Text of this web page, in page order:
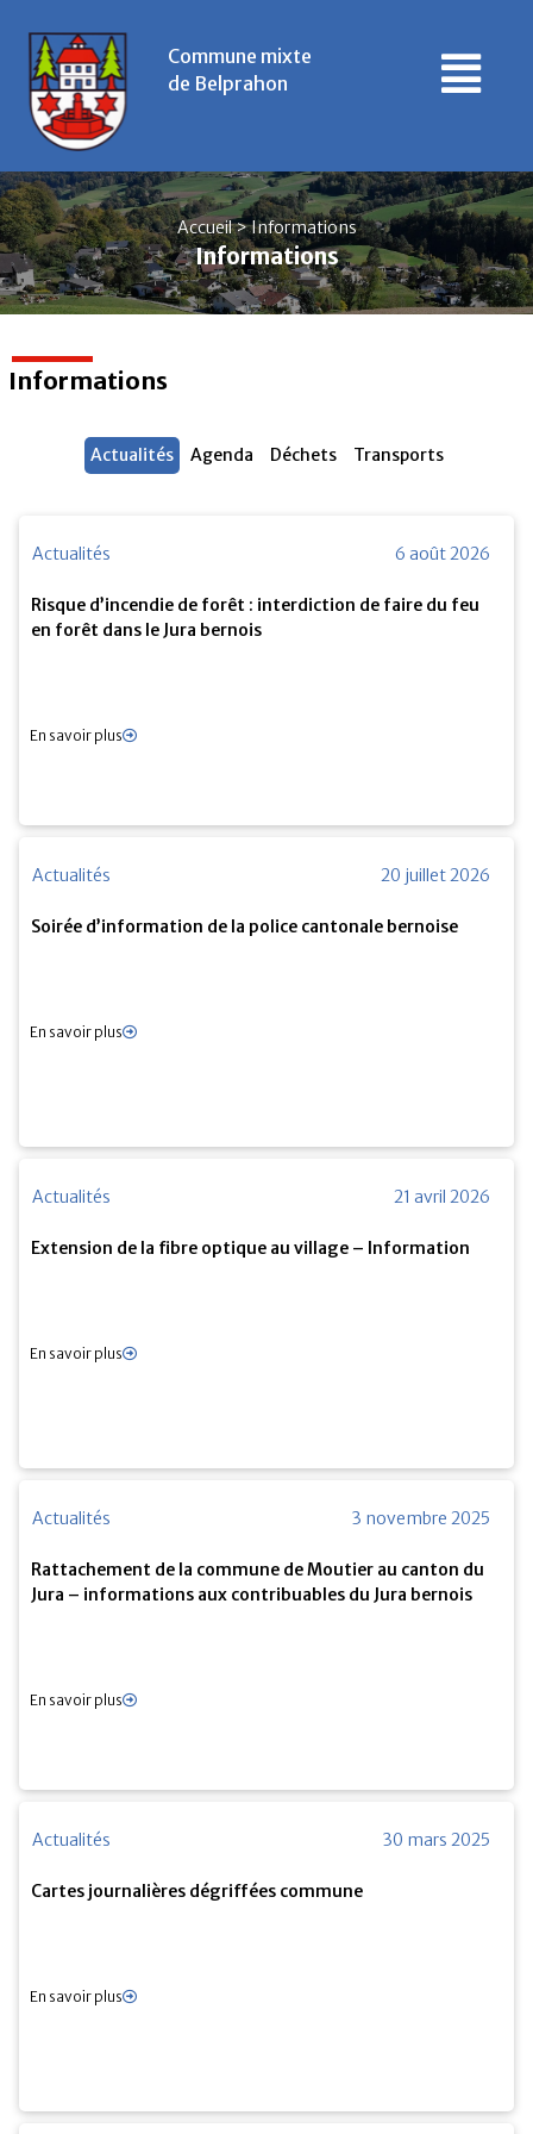
Commune mixte
de Belprahon
Accueil> Informations
Informations
Informations
Actualités Agenda Déchets Transports
Actualités 6 août 2026
Risque d’incendie de forêt : interdiction de faire du feu
en forêt dans le Jura bernois
En savoir plus
Actualités 20 juillet 2026
Soirée d’information de la police cantonale bernoise
En savoir plus
Actualités 21 avril 2026
Extension de la fibre optique au village – Information
En savoir plus
Actualités 3 novembre 2025
Rattachement de la commune de Moutier au canton du
Jura – informations aux contribuables du Jura bernois
En savoir plus
Actualités 30 mars 2025
Cartes journalières dégriffées commune
En savoir plus